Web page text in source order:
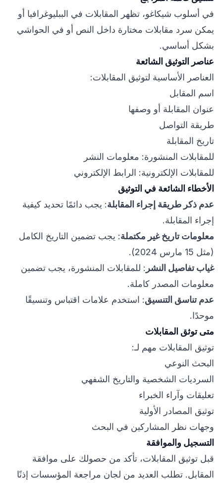
في أسلوب شيكاغو، تظهر المقابلات في الببليوغرافيا أو
يمكن سرد مقابلات مختارة داخل النص أو في الحواشي
بشكل أساسي.
عناصر التوثيق الشائعة
العناصر الأساسية لتوثيق المقابلات:
اسم المقابل
عنوان المقابلة أو وصفها
طريقة التواصل
تاريخ المقابلة
للمقابلات المنشورة: معلومات النشر
للمقابلات الإلكترونية: الرابط الإلكتروني
الأخطاء الشائعة في التوثيق
عدم ذكر طريقة إجراء المقابلة: يجب دائمًا تحديد كيفية
إجراء المقابلة.
معلومات تاريخ غير مكتملة: يجب تضمين التاريخ الكامل
(مثل 15 مارس 2024).
غياب تفاصيل النشر : للمقابلات المنشورة، يجب تضمين
معلومات المصدر كاملة.
عدم تناسق التنسيق: استخدم علامات اقتباس وتنسيقًا
موحدًا.
متى توثق المقابلات
توثيق المقابلات مهم لـ:
البحث النوعي
السرديات الشخصية والتاريخ الشفهي
تعليقات وآراء الخبراء
توثيق المصادر الأولية
وجهات نظر المشاركين في البحث
التسجيل والموافقة
قبل توثيق المقابلات، تأكد من حصولك على موافقة
المقابل. تطلب العديد من لجان مراجعة المؤسسات إذنًا